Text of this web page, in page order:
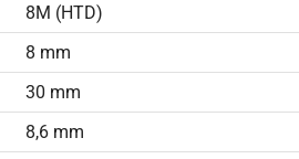
8M (HTD)
8 mm
30 mm
8,6 mm